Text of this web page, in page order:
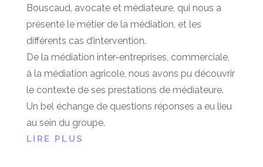
Bouscaud, avocate et médiateure, qui nous a
présenté le métier de la médiation, et les
différents cas d’intervention.
De la médiation inter-entreprises, commerciale,
à la médiation agricole, nous avons pu découvrir
le contexte de ses prestations de médiateure.
Un bel échange de questions réponses a eu lieu
au sein du groupe.
LIRE PLUS